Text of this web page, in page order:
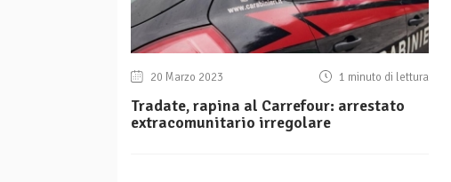
20 Marzo 2023 1 minuto di lettura
Tradate, rapina al Carrefour: arrestato
extracomunitario irregolare